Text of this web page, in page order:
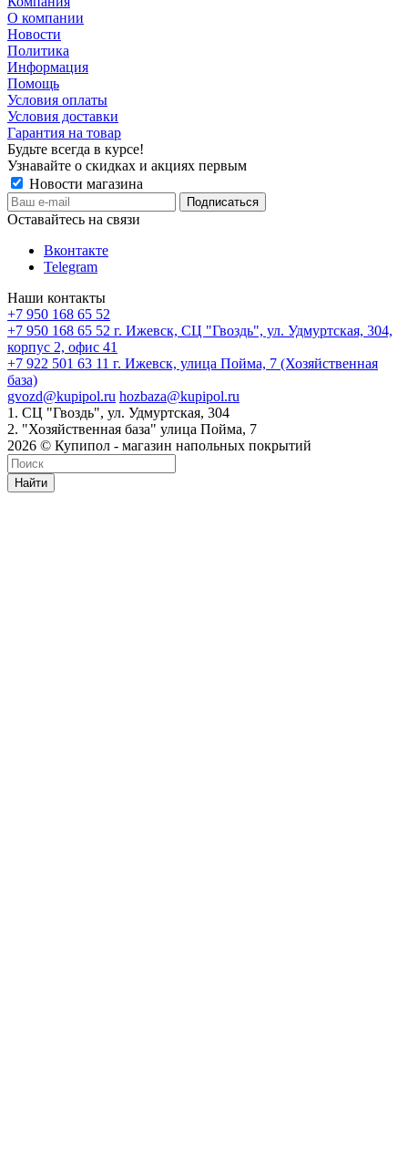
О компании
Новости
Политика
Информация
Помощь
Условия оплаты
Условия доставки
Гарантия на товар
Будьте всегда в курсе!
Узнавайте о скидках и акциях первым
Новости магазина
Оставайтесь на связи
Вконтакте
Telegram
Наши контакты
+7 950 168 65 52
+7 950 168 65 52 г. Ижевск, СЦ "Гвоздь", ул. Удмуртская, 304,
корпус 2, офис 41
+7 922 501 63 11 г. Ижевск, улица Пойма, 7 (Хозяйственная
база)
gvozd@kupipol.ru hozbaza@kupipol.ru
1. СЦ "Гвоздь", ул. Удмуртская, 304
2. "Хозяйственная база" улица Пойма, 7
2026 © Купипол - магазин напольных покрытий
Найти